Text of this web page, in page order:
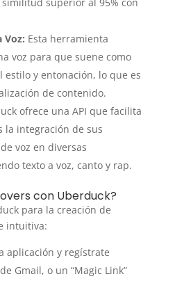
superior al 95% con
Voz: Esta herramienta
voz para que suene como
y entonación, lo que es
de contenido.
ofrece una API que facilita
la integración de sus
voz en diversas
texto a voz, canto y rap.
con Uberduck?
para la creación de
intuitiva:
aplicación y regístrate
Gmail, o un “Magic Link”